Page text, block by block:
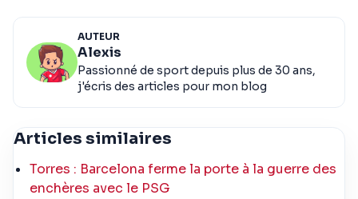
AUTEUR
Alexis
Passionné de sport depuis plus de 30 ans,
j'écris des articles pour mon blog
Articles similaires
Torres : Barcelona ferme la porte à la guerre des
enchères avec le PSG